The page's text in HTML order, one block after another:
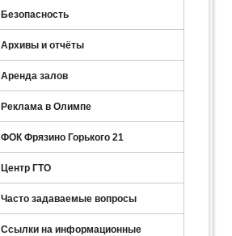
Безопасность
Архивы и отчёты
Аренда залов
Реклама в Олимпе
ФОК Фрязино Горького 21
Центр ГТО
Часто задаваемые вопросы
Ссылки на информационные